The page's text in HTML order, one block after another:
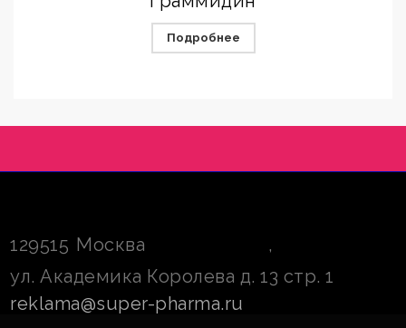
Подробнее
129515 Москва
,
ул. Академика Королева д. 13 стр. 1
reklama@super-pharma.ru